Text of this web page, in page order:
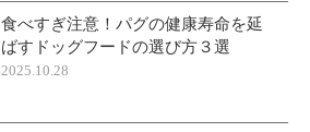
食べすぎ注意！パグの健康寿命を延
ばすドッグフードの選び方３選
2025.10.28